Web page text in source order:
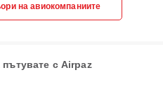
на авиокомпаниите
с Airpaz